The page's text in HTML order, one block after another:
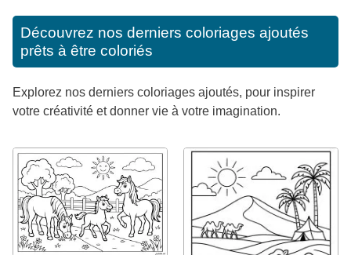
Découvrez nos derniers coloriages ajoutés
prêts à être coloriés
Explorez nos derniers coloriages ajoutés, pour inspirer
votre créativité et donner vie à votre imagination.